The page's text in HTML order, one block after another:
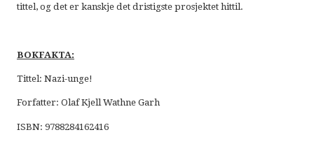
tittel, og det er kanskje det dristigste prosjektet hittil.
BOKFAKTA:
Tittel: Nazi-unge!
Forfatter: Olaf Kjell Wathne Garh
ISBN: 9788284162416